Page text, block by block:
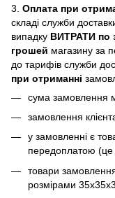
3. Оплата при
складі служби
випадку ВИТРАТИ по
грошей магазину за
до тарифів служби
при отриманні
сума замовлення
замовлення
у замовленні є
передоплатою (це
товари
розмірами